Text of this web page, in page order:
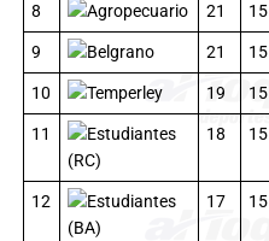
8
Agropecuario 21 15
9
Belgrano 21 15
10
Temperley 19 15
11
Estudiantes
(RC)
18 15
12
Estudiantes
(BA)
17 15